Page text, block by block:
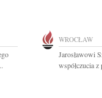
WROCŁAW
Jarosławowi
współczucia